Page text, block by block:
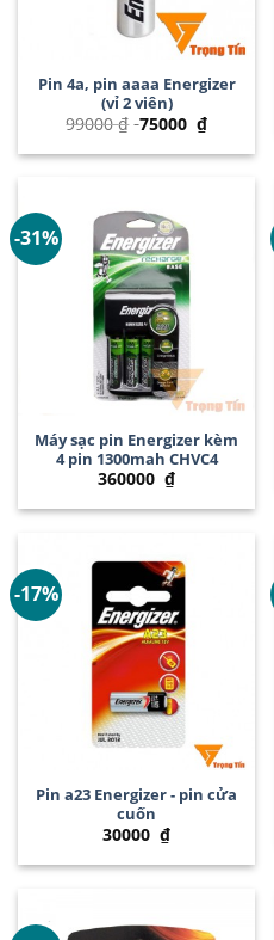
Pin 4a, pin aaaa Energizer
(vỉ 2 viên)
99000₫ 75000 ₫
-31%
Máy sạc pin Energizer kèm
4 pin 1300mah CHVC4
360000 ₫
-17%
Pin a23 Energizer - pin cửa
cuốn
30000 ₫